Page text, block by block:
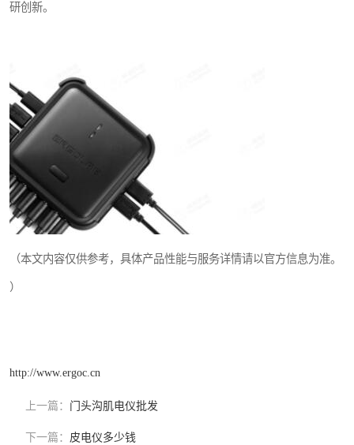
研创新。
（本文内容仅供参考，具体产品性能与服务详情请以官方信息为准。
）
http://www.ergoc.cn
上一篇： 门头沟肌电仪批发
下一篇： 皮电仪多少钱